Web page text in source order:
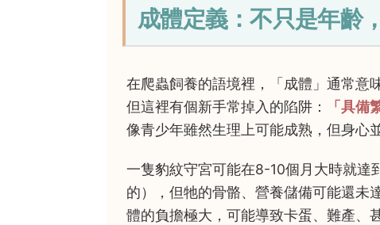
成體定義：不只是年齡
在爬蟲飼養的語境裡，「成體」通常意
但這裡有個新手常掉入的陷阱：
「具備
像青少年雖然生理上可能成熟，但身心
一隻豹紋守宮可能在8-10個月大時就達
的），但牠的骨骼、營養儲備可能還未
體的負擔極大，可能導致卡蛋、難產、